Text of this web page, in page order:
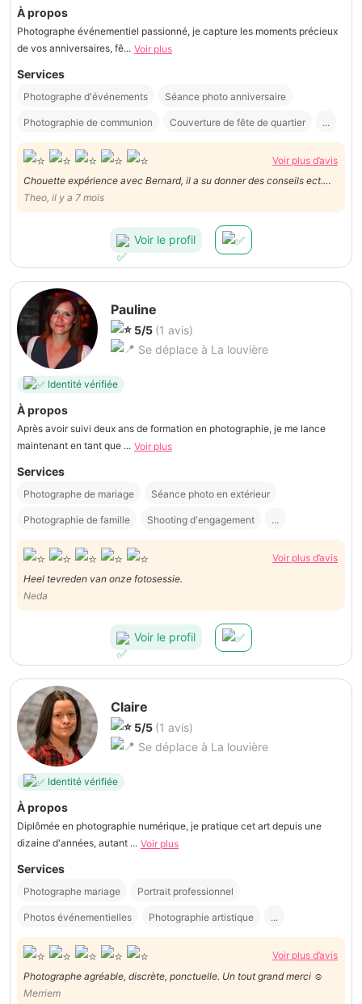
À propos
Photographe événementiel passionné, je capture les moments précieux
de vos anniversaires, fê... Voir plus
Services
Photographe d'événements Séance photo anniversaire
Photographie de communion Couverture de fête de quartier ...
Voir plus d’avis
Chouette expérience avec Bernard, il a su donner des conseils ect.
Très gentil et professionnel ! Je recommande
Theo, il y a 7 mois
Voir le profil
Pauline
5/5 (1 avis)
Se déplace à La louvière
Identité vérifiée
À propos
Après avoir suivi deux ans de formation en photographie, je me lance
maintenant en tant que ... Voir plus
Services
Photographe de mariage Séance photo en extérieur
Photographie de famille Shooting d'engagement ...
Voir plus d’avis
Heel tevreden van onze fotosessie.
Neda
Voir le profil
Claire
5/5 (1 avis)
Se déplace à La louvière
Identité vérifiée
À propos
Diplômée en photographie numérique, je pratique cet art depuis une
dizaine d'années, autant ... Voir plus
Services
Photographe mariage Portrait professionnel
Photos événementielles Photographie artistique ...
Voir plus d’avis
Photographe agréable, discrète, ponctuelle. Un tout grand merci ☺️
Merriem